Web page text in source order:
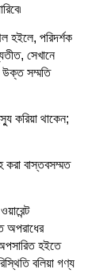
হইলে, পরিদর্শক
সেখানে
উক্ত সম্মতি
করিয়া থাকেন;
করা বাস্তবসম্মত
অপরাধের
অপসারিত হইতে
বলিয়া গণ্য